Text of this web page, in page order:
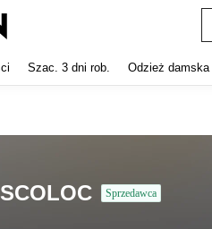
Szac. 3 dni rob. Odzież damska
SCOLOC Sprzedawca